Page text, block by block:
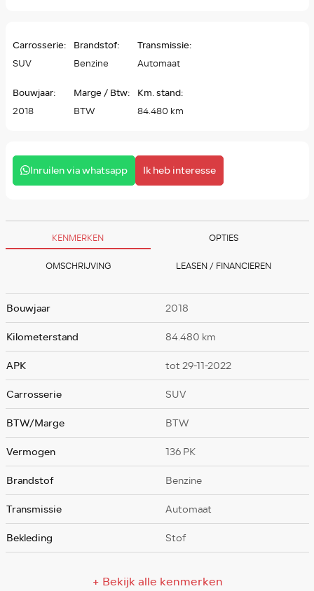
Carrosserie:
SUV
Brandstof:
Benzine
Transmissie:
Automaat
Bouwjaar:
2018
Marge / Btw:
BTW
Km. stand:
84.480 km
Inruilen via whatsapp Ik heb interesse
KENMERKEN OPTIES
OMSCHRIJVING LEASEN / FINANCIEREN
Bouwjaar
2018
Kilometerstand
84.480 km
APK
tot 29-11-2022
Carrosserie
SUV
BTW/Marge
BTW
Vermogen
136 PK
Brandstof
Benzine
Transmissie
Automaat
Bekleding
Stof
+ Bekijk alle kenmerken